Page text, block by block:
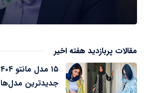
مقالات پربازدید هفته اخیر
جدیدترین مدل‌ها